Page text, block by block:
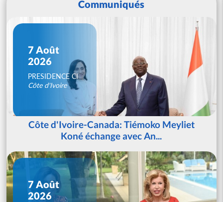
Communiqués
7 Août
2026
PRESIDENCE CI
Côte d'Ivoire
Côte d'Ivoire-Canada: Tiémoko Meyliet
Koné échange avec An...
7 Août
2026